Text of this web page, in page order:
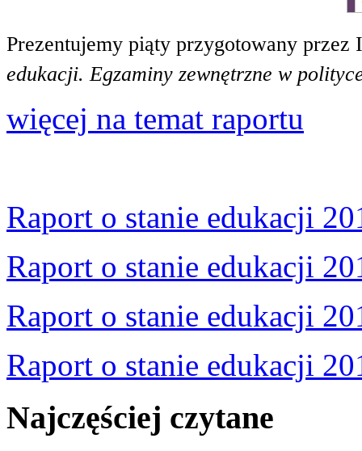
Prezentujemy piąty przygotowany
edukacji. Egzaminy zewnętrzne w
więcej na temat raportu
Raport o stanie edukacji
Raport o stanie edukacji
Raport o stanie edukacji
Raport o stanie edukacji
Najczęściej czytane